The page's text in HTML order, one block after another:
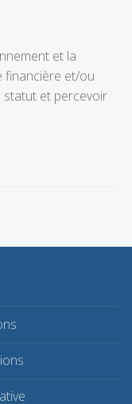
et la
financière et/ou
statut et percevoir